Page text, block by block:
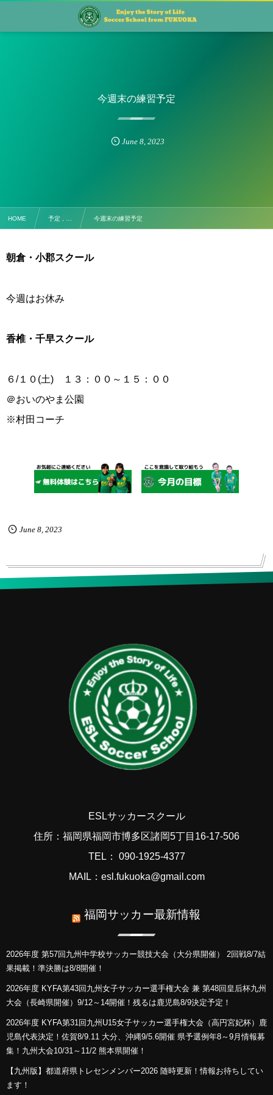
今週末の練習予定
June 8, 2023
HOME 予定 , … 今週末の練習予定
朝倉・小郡スクール
今週はお休み
香椎・千早スクール
６/１０(土) １３：００～１５：００
＠おいのやま公園
※村田コーチ
June 8, 2023
ESLサッカースクール
住所：福岡県福岡市博多区諸岡5丁目16-17-506
TEL： 090-1925-4377
MAIL：esl.fukuoka@gmail.com
福岡サッカー最新情報
2026年度 第57回九州中学校サッカー競技大会（大分県開催） 2回戦8/7結
果掲載！準決勝は8/8開催！
2026年度 KYFA第43回九州女子サッカー選手権大会 兼 第48回皇后杯九州
大会（長崎県開催）9/12～14開催！残るは鹿児島8/9決定予定！
2026年度 KYFA第31回九州U15女子サッカー選手権大会（高円宮妃杯）鹿
児島代表決定！佐賀8/9.11 大分、沖縄9/5.6開催 県予選例年8～9月情報募
集！九州大会10/31～11/2 熊本県開催！
【九州版】都道府県トレセンメンバー2026 随時更新！情報お待ちしてい
ます！